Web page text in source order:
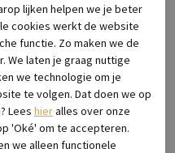
Suede Cognac
lijken helpen we je beter
cookies werkt de website
functie. Zo maken we de
We laten je graag nuttige
we technologie om je
te volgen. Dat doen we op
Lees hieralles over onze
'Oké' om te accepteren.
we alleen functionele